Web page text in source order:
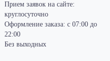
Прием заявок на сайте:
круглосуточно
Оформление заказа: с 07:00 до
22:00
Без выходных